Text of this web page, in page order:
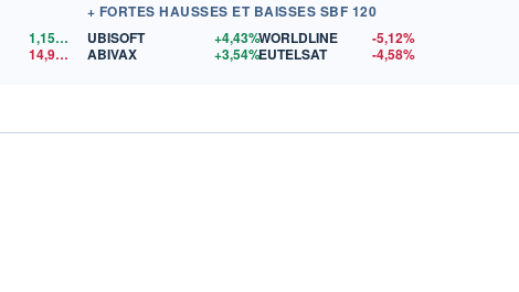
1,1559
$US
14,90$US
+ FORTES HAUSSES ET BAISSES SBF 120
UBISOFT
+4,43%
ABIVAX
+3,54%
WORLDLINE
-5,12%
EUTELSAT
-4,58%